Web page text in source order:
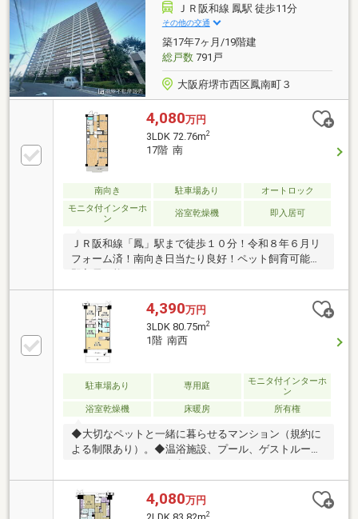
ＪＲ阪和線 鳳駅 徒歩11分
その他の交通
築17年7ヶ月/19階建
総戸数791戸
大阪府堺市西区鳳南町３
4,080万円
3LDK 72.76m2
17階 南
南向き 駐車場あり
オートロック
モニタ付インターホ
ン
浴室乾燥機 即入居可
ＪＲ阪和線「鳳」駅まで徒歩１０分！令和８年６月リ
フォーム済！南向き日当たり良好！ペット飼育可能！
4,390万円
3LDK 80.75m2
1階 南西
駐車場あり 専用庭
モニタ付インターホ
ン
浴室乾燥機
床暖房 所有権
◆大切なペットと一緒に暮らせるマンション（規約に
よる制限あり）。◆温浴施設、プール、ゲストルー
ーション ●○● ●アリオ鳳まで約180m ●ライフ福
泉店まで約620m ●セブンイレブン堺鳳南町3丁店ま
で約230m ●堺鳳南郵便局まで約420m ●ココカラフ
4,080万円
2